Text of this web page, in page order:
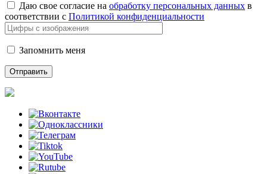
Даю свое согласие на обработку персональных данных в
соответствии с Политикой конфиденциальности
Запомнить меня